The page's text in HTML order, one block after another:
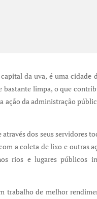
da uva, é uma
limpa, o que
ação da administração
dos seus servidores
a coleta de lixo e outras
rios e lugares públicos
trabalho de melhor